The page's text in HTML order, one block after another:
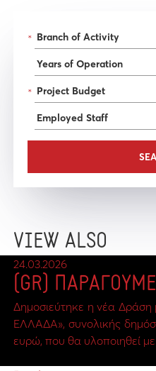
*
*
VIEW ALSO
24.03.2026
(GR)
Δημοσιεύτηκε η νέα
ΕΛΛΑΔΑ», συνολικής
ευρώ, που θα υλοποιηθεί